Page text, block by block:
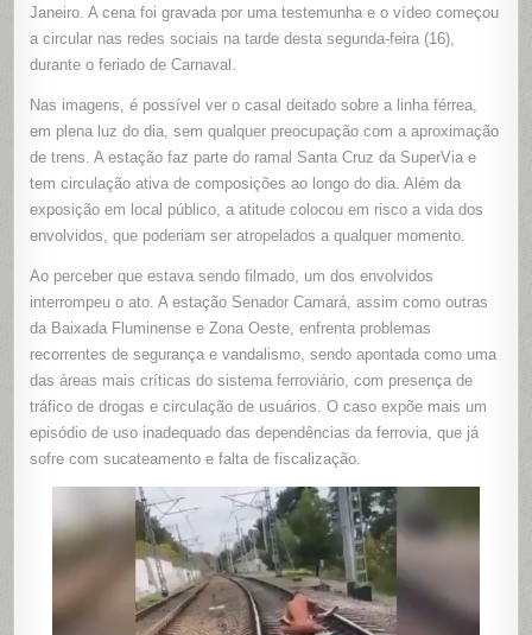
NA
SENADOR
CAMARÁ,
NO
RIO
Janeiro. A cena foi gravada por uma testemunha e o vídeo começou
a circular nas redes sociais na tarde desta segunda-feira (16),
durante o feriado de Carnaval.
Nas imagens, é possível ver o casal deitado sobre a linha férrea,
em plena luz do dia, sem qualquer preocupação com a aproximação
de trens. A estação faz parte do ramal Santa Cruz da SuperVia e
tem circulação ativa de composições ao longo do dia. Além da
exposição em local público, a atitude colocou em risco a vida dos
envolvidos, que poderiam ser atropelados a qualquer momento.
Ao perceber que estava sendo filmado, um dos envolvidos
interrompeu o ato. A estação Senador Camará, assim como outras
da Baixada Fluminense e Zona Oeste, enfrenta problemas
recorrentes de segurança e vandalismo, sendo apontada como uma
das áreas mais críticas do sistema ferroviário, com presença de
tráfico de drogas e circulação de usuários. O caso expõe mais um
episódio de uso inadequado das dependências da ferrovia, que já
sofre com sucateamento e falta de fiscalização.